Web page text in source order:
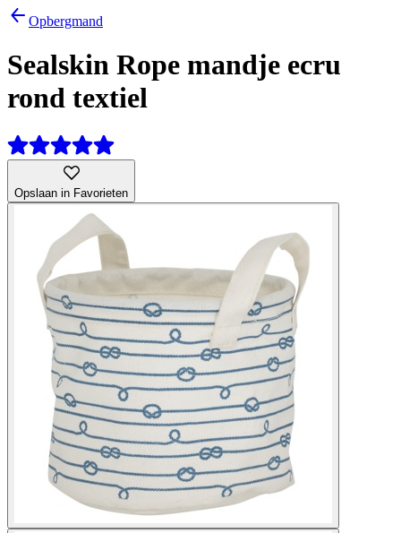
Opbergmand
Sealskin Rope mandje ecru
rond textiel
Opslaan in Favorieten